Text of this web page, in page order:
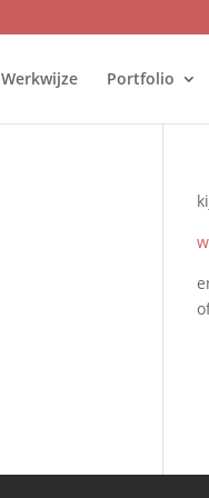
Werkwijze Portfolio